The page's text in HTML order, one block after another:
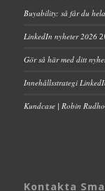
Buyability: så får du
LinkedIn nyheter 2026
Gör så här med ditt
Innehållsstrategi
Kundcase | Robin
Kontakta